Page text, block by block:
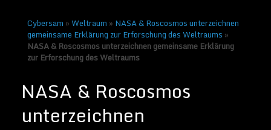
Cybersam »Weltraum » NASA & Roscosmos unterzeichnen
gemeinsame Erklärung zur Erforschung des Weltraums »
NASA & Roscosmos unterzeichnen gemeinsame Erklärung
zur Erforschung des Weltraums